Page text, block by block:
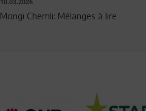
10.03.2026
Mongi Chemli: Mélanges à lire